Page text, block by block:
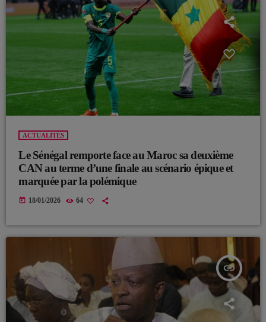
ACTUALITÉS
Le Sénégal remporte face au Maroc sa deuxième
CAN au terme d’une finale au scénario épique et
marquée par la polémique
today 18/01/2026 64
insert_link